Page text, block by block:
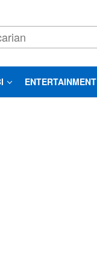
ENTERTAINMENT